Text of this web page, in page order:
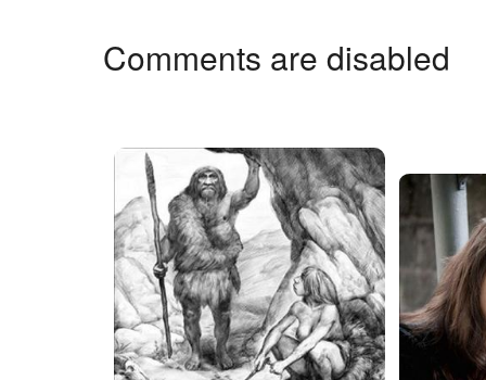
Comments are disabled